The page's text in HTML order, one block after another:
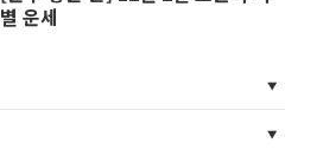
별 운세